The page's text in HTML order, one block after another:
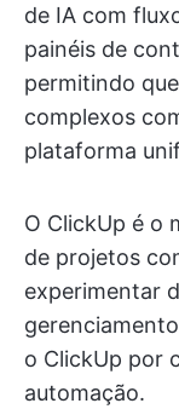
de IA com
painéis de
permitindo
complexos
plataforma
O ClickUp é o
de projetos
experimentar
o ClickUp por
automação.